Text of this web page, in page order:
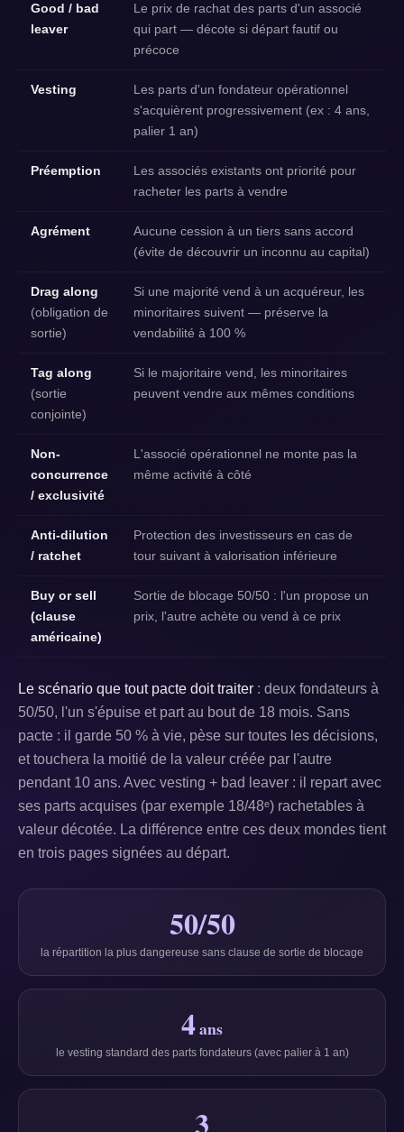
Good / bad
leaver
Le prix de rachat des parts d'un associé
qui part — décote si départ fautif ou
précoce
Vesting
Les parts d'un fondateur opérationnel
s'acquièrent progressivement (ex : 4 ans,
palier 1 an)
Préemption
Les associés existants ont priorité pour
racheter les parts à vendre
Agrément
Aucune cession à un tiers sans accord
(évite de découvrir un inconnu au capital)
Drag along
(obligation de
sortie)
Si une majorité vend à un acquéreur, les
minoritaires suivent — préserve la
vendabilité à 100 %
Tag along
(sortie
conjointe)
Si le majoritaire vend, les minoritaires
peuvent vendre aux mêmes conditions
Non-
concurrence
/ exclusivité
L'associé opérationnel ne monte pas la
même activité à côté
Anti-dilution
/ ratchet
Protection des investisseurs en cas de
tour suivant à valorisation inférieure
Buy or sell
(clause
américaine)
Sortie de blocage 50/50 : l'un propose un
prix, l'autre achète ou vend à ce prix
Le scénario que tout pacte doit traiter : deux fondateurs à
50/50, l'un s'épuise et part au bout de 18 mois. Sans
pacte : il garde 50 % à vie, pèse sur toutes les décisions,
et touchera la moitié de la valeur créée par l'autre
pendant 10 ans. Avec vesting + bad leaver : il repart avec
ses parts acquises (par exemple 18/48ᵉ) rachetables à
valeur décotée. La différence entre ces deux mondes tient
en trois pages signées au départ.
50/50
la répartition la plus dangereuse sans clause de sortie de blocage
4ans
le vesting standard des parts fondateurs (avec palier à 1 an)
3